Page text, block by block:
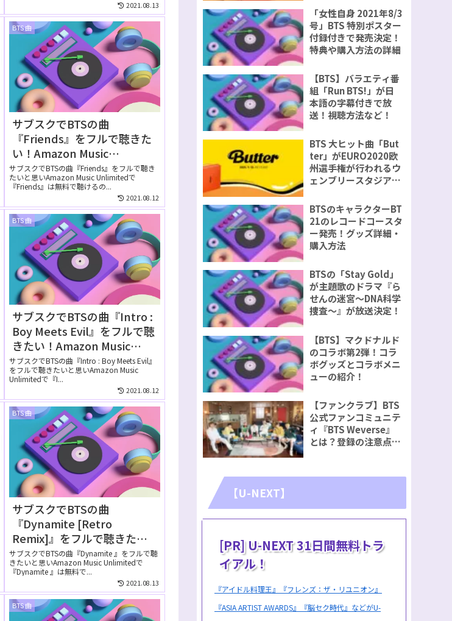
2021.08.13
BTS 曲
サブスクでBTSの曲
『Friends』をフルで聴きた
い！Amazon Music
Unlimitedでは無料で聴け
る？
サブスクでBTSの曲『Friends』をフルで聴き
たいと思いAmazon Music Unlimitedで
『Friends』は無料で聴けるの...
2021.08.12
BTS 曲
サブスクでBTSの曲『Intro :
Boy Meets Evil』をフルで聴
きたい！Amazon Music
Unlimitedでは無料で聴け
る？
サブスクでBTSの曲『Intro : Boy Meets Evil』
をフルで聴きたいと思いAmazon Music
Unlimitedで『I...
2021.08.12
BTS 曲
サブスクでBTSの曲
『Dynamite [Retro
Remix]』をフルで聴きた
い！Amazon Music
Unlimitedでは無料で聴け
サブスクでBTSの曲『Dynamite 』をフルで聴
きたいと思いAmazon Music Unlimitedで
『Dynamite 』は無料で...
2021.08.13
BTS 曲
「女性自身 2021年8/3
号」BTS 特別ポスター
付録付きで発売決定！
特典や購入方法の詳細
【BTS】バラエティ番
組「Run BTS!」が日
本語の字幕付きで放
送！視聴方法など！
BTS 大ヒット曲「But
ter」がEURO2020欧
州選手権が行われるウ
ェンブリースタジアム
BTSのキャラクターBT
21のレコードコースタ
ー発売！グッズ詳細・
購入方法
BTSの「Stay Gold」
が主題歌のドラマ『ら
せんの迷宮～DNA科学
捜査～』が放送決定！
【BTS】マクドナルド
のコラボ第2弾！コラ
ボグッズとコラボメニ
ューの紹介！
【ファンクラブ】BTS
公式ファンコミュニテ
ィ『BTS Weverse』
とは？登録の注意点を
【U-NEXT】
[PR] U-NEXT 31日間無料トラ
イアル！
『アイドル料理王』『フレンズ：ザ・リユニオン』
『ASIA ARTIST AWARDS』『脳セク時代』などがU-